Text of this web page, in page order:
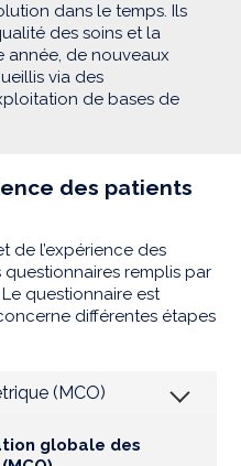
dans le temps. Ils
des soins et la
année, de nouveaux
via des
de bases de
des patients
de l’expérience des
remplis par
questionnaire est
différentes étapes
(MCO)
globale des